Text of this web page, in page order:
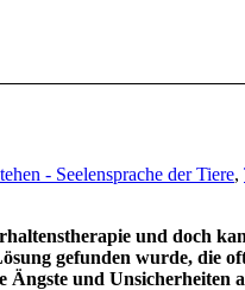
- Seelensprache der Tiere,
und doch
gefunden wurde, die
Ängste und